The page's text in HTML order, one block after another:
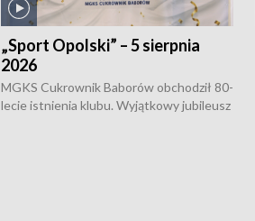
„Sport Opolski” – 5 sierpnia
2026
MGKS Cukrownik Baborów obchodził 80-
lecie istnienia klubu. Wyjątkowy jubileusz